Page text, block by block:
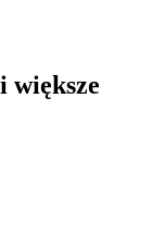
większe